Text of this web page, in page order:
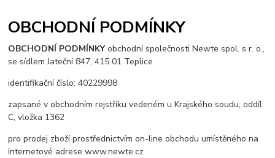
OBCHODNÍ PODMÍNKY
OBCHODNÍ PODMÍNKYobchodní společnosti Newte spol. s r. o.,
se sídlem Jateční 847, 415 01 Teplice
identifikační číslo: 40229998
zapsané v obchodním rejstříku vedeném u Krajského soudu, oddíl
C, vložka 1362
pro prodej zboží prostřednictvím on-line obchodu umístěného na
internetové adrese www.newte.cz